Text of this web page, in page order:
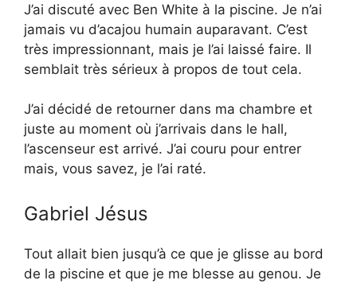
J’ai discuté avec Ben White à la piscine. Je n’ai
jamais vu d’acajou humain auparavant. C’est
très impressionnant, mais je l’ai laissé faire. Il
semblait très sérieux à propos de tout cela.
J’ai décidé de retourner dans ma chambre et
juste au moment où j’arrivais dans le hall,
l’ascenseur est arrivé. J’ai couru pour entrer
mais, vous savez, je l’ai raté.
Gabriel Jésus
Tout allait bien jusqu’à ce que je glisse au bord
de la piscine et que je me blesse au genou. Je